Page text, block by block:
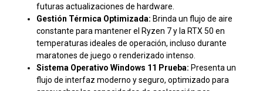
futuras actualizaciones de hardware.
Gestión Térmica Optimizada: Brinda un flujo de aire
constante para mantener el Ryzen 7 y la RTX 50 en
temperaturas ideales de operación, incluso durante
maratones de juego o renderizado intenso.
Sistema Operativo Windows 11 Prueba: Presenta un
flujo de interfaz moderno y seguro, optimizado para